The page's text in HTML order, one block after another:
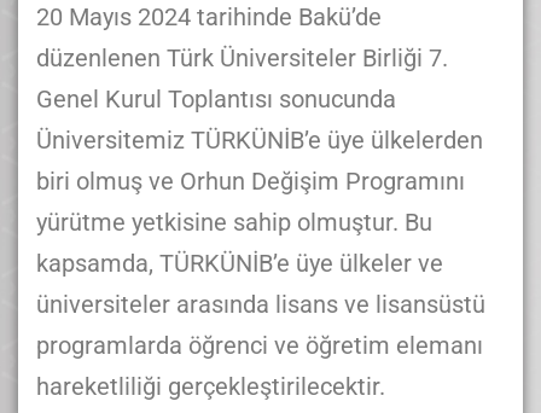
20 Mayıs 2024 tarihinde Bakü’de
düzenlenen Türk Üniversiteler Birliği 7.
Genel Kurul Toplantısı sonucunda
Üniversitemiz TÜRKÜNİB’e üye ülkelerden
biri olmuş ve Orhun Değişim Programını
yürütme yetkisine sahip olmuştur. Bu
kapsamda, TÜRKÜNİB’e üye ülkeler ve
üniversiteler arasında lisans ve lisansüstü
programlarda öğrenci ve öğretim elemanı
hareketliliği gerçekleştirilecektir.